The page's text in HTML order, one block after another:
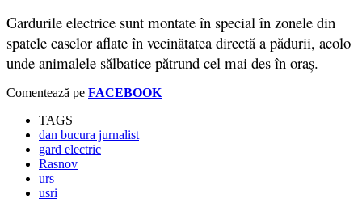
Gardurile electrice sunt montate în special în zonele din
spatele caselor aflate în vecinătatea directă a pădurii, acolo
unde animalele sălbatice pătrund cel mai des în oraș.
Comentează pe FACEBOOK
TAGS
dan bucura jurnalist
gard electric
Rasnov
urs
usri